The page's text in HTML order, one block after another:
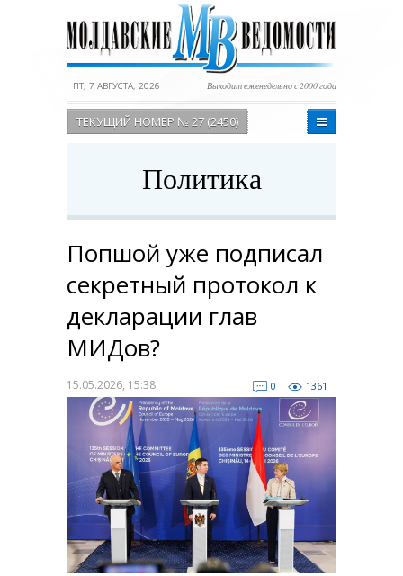
ПТ, 7 АВГУСТА, 2026 Выходит еженедельно с 2000 года
ТЕКУЩИЙ НОМЕР № 27 (2450)
Политика
Попшой уже подписал
секретный протокол к
декларации глав
МИДов?
15.05.2026, 15:38 0 1361